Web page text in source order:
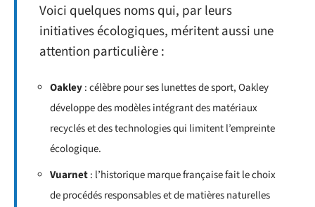
Voici quelques noms qui, par leurs
initiatives écologiques, méritent aussi une
attention particulière :
Oakley: célèbre pour ses lunettes de sport, Oakley
développe des modèles intégrant des matériaux
recyclés et des technologies qui limitent l’empreinte
écologique.
Vuarnet: l’historique marque française fait le choix
de procédés responsables et de matières naturelles